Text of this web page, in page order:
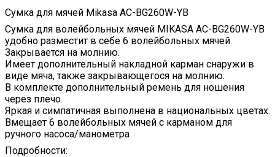
Сумка для мячей Mikasa AC-BG260W-YB
Сумка для волейбольных мячей MIKASA AC-BG260W-YB
удобно разместит в себе 6 волейбольных мячей.
Закрывается на молнию.
Имеет дополнительный накладной карман снаружи в
виде мяча, также закрывающегося на молнию.
В комплекте дополнительный ремень для ношения
через плечо.
Яркая и симпатичная выполнена в национальных цветах.
Вмещает 6 волейбольных мячей с карманом для
ручного насоса/манометра
Подробности: